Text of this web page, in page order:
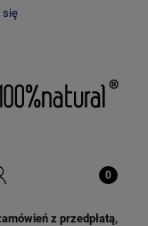
się
z przedpłatą,